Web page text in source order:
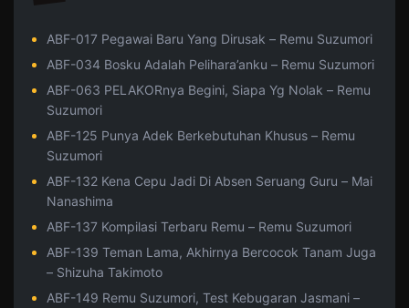
ABF-017 Pegawai Baru Yang Dirusak – Remu Suzumori
ABF-034 Bosku Adalah Pelihara’anku – Remu Suzumori
ABF-063 PELAKORnya Begini, Siapa Yg Nolak – Remu
Suzumori
ABF-125 Punya Adek Berkebutuhan Khusus – Remu
Suzumori
ABF-132 Kena Cepu Jadi Di Absen Seruang Guru – Mai
Nanashima
ABF-137 Kompilasi Terbaru Remu – Remu Suzumori
ABF-139 Teman Lama, Akhirnya Bercocok Tanam Juga
– Shizuha Takimoto
ABF-149 Remu Suzumori, Test Kebugaran Jasmani –